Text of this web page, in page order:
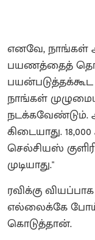
எனவே, நாங்கள்
பயணத்தைத்
நாங்கள்
நடக்கவேண்டும்.
கிடையாது.
செல்சியஸ்
முடியாது."
ரவிக்கு
எல்லைக்கே
கொடுத்தான்.